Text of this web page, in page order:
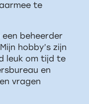
te
beheerder
hobby’s zijn
leuk om tijd te
en
vragen